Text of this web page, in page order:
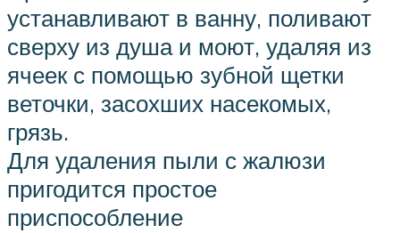
устанавливают в ванну, поливают
сверху из душа и моют, удаляя из
ячеек с помощью зубной щетки
веточки, засохших насекомых,
грязь.
Для удаления пыли с жалюзи
пригодится простое
приспособление